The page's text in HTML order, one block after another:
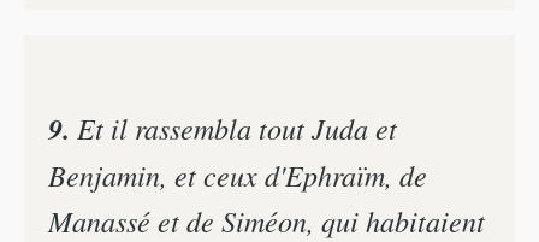
9. Et il rassembla tout Juda et
Benjamin, et ceux d'Ephraïm, de
Manassé et de Siméon, qui habitaient